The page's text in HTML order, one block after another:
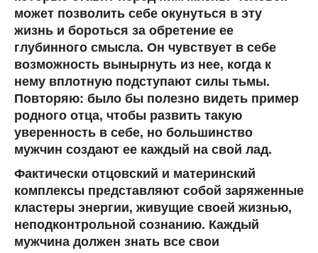
может позволить себе окунуться в эту
жизнь и бороться за обретение ее
глубинного смысла. Он чувствует в себе
возможность вынырнуть из нее, когда к
нему вплотную подступают силы тьмы.
Повторяю: было бы полезно видеть пример
родного отца, чтобы развить такую
уверенность в себе, но большинство
мужчин создают ее каждый на свой лад.
Фактически отцовский и материнский
комплексы представляют собой заряженные
кластеры энергии, живущие своей жизнью,
неподконтрольной сознанию. Каждый
мужчина должен знать все свои